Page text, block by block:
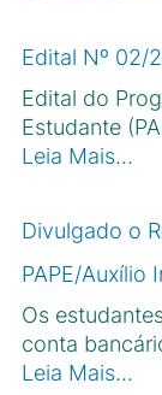
Edital Nº 02/
Edital do
Estudante
Leia Mais…
Divulgado o
PAPE/Auxílio
Os
conta
Leia Mais…